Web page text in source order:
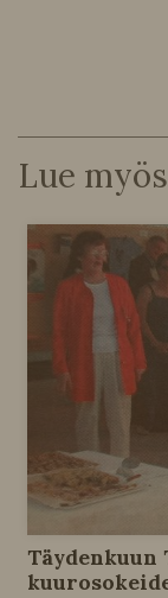
Lue myös